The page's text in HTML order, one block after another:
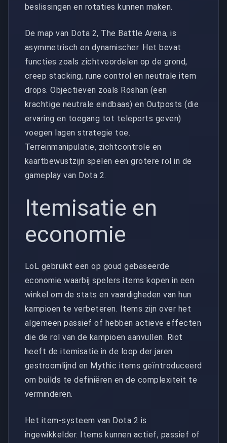
beslissingen en rotaties kunnen maken.
De map van Dota 2, The Battle Arena, is
asymmetrisch en dynamischer. Het bevat
functies zoals zichtvoordelen op de grond,
creep stacking, rune control en neutrale item
drops. Objectieven zoals Roshan (een
krachtige neutrale eindbaas) en Outposts (die
ervaring en toegang tot teleports geven)
voegen lagen strategie toe.
Terreinmanipulatie, zichtcontrole en
kaartbewustzijn spelen een grotere rol in de
gameplay van Dota 2.
Itemisatie en
economie
LoL gebruikt een op goud gebaseerde
economie waarbij spelers items kopen in een
winkel om de stats en vaardigheden van hun
kampioen te verbeteren. Items zijn over het
algemeen passief of hebben actieve effecten
die de rol van de kampioen aanvullen. Riot
heeft de itemisatie in de loop der jaren
gestroomlijnd en Mythic items geïntroduceerd
om builds te definiëren en de complexiteit te
verminderen.
Het item-systeem van Dota 2 is
ingewikkelder. Items kunnen actief, passief of